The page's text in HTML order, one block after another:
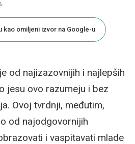
kao omiljeni izvor na Google-u
od najizazovnijih i najlepših
jesu ovo razumeju i bez
Ovoj tvrdnji, međutim,
od najodgovornijih
i vaspitavati mlade